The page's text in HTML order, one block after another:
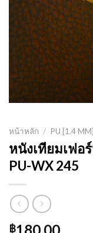
หน้าหลัก / PU [1.4
หนังเทียมเฟอ
PU-WX 245
฿180.00